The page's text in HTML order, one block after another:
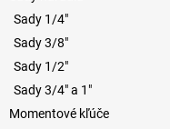
Sady 1/4"
Sady 3/8"
Sady 1/2"
Sady 3/4" a 1"
Momentové kľúče